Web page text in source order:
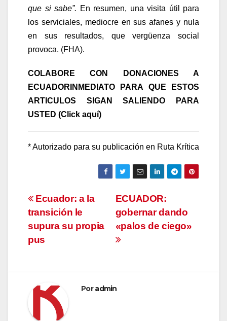
que si sabe”. En resumen, una visita útil para
los serviciales, mediocre en sus afanes y nula
en sus resultados, que vergüenza social
provoca. (FHA).
COLABORE CON DONACIONES A
ECUADORINMEDIATO PARA QUE ESTOS
ARTICULOS SIGAN SALIENDO PARA
USTED (Click aquí)
* Autorizado para su publicación en Ruta Krítica
Navegación
de
entradas
ECUADOR:
gobernar dando
«palos de ciego»
Ecuador: a la
transición le
supura su propia
pus
Poradmin